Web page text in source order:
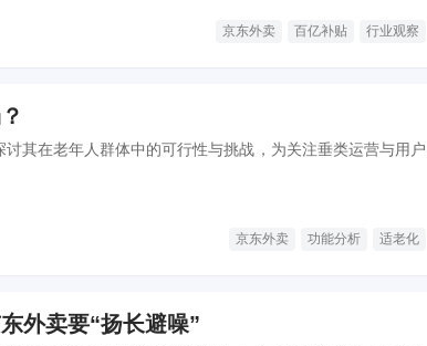
京东外卖 百亿补贴 行业观察
其在老年人群体中的可行性与挑战，为关注垂类运营与用户
京东外卖 功能分析 适老化
外卖要“扬长避噪”